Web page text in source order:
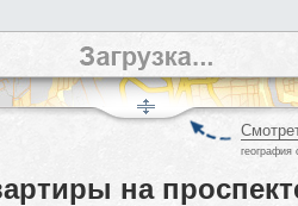
география
на